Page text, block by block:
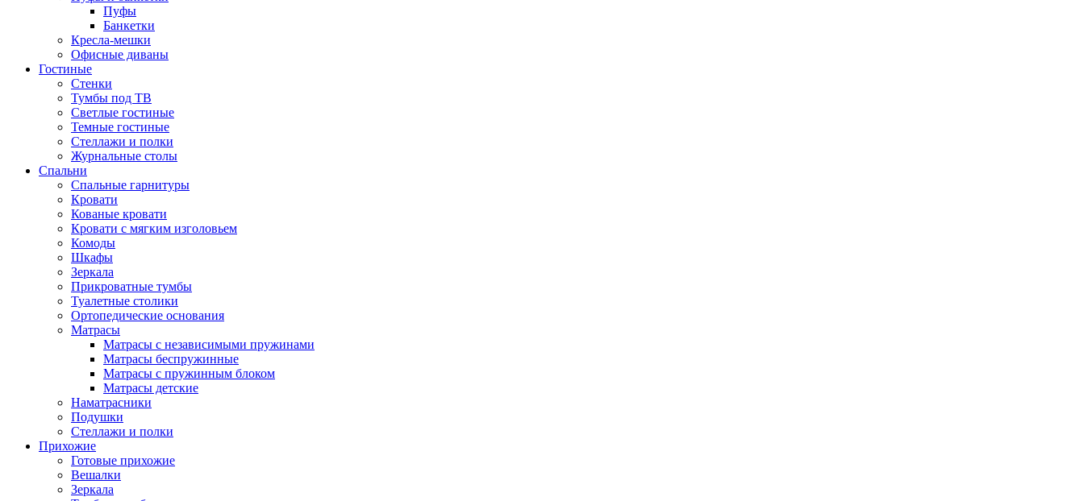
Пуфы
Банкетки
Кресла-мешки
Офисные диваны
Гостиные
Стенки
Тумбы под ТВ
Светлые гостиные
Темные гостиные
Стеллажи и полки
Журнальные столы
Спальни
Спальные гарнитуры
Кровати
Кованые кровати
Кровати с мягким изголовьем
Комоды
Шкафы
Зеркала
Прикроватные тумбы
Туалетные столики
Ортопедические основания
Матрасы
Матрасы с независимыми пружинами
Матрасы беспружинные
Матрасы с пружинным блоком
Матрасы детские
Наматрасники
Подушки
Стеллажи и полки
Прихожие
Готовые прихожие
Вешалки
Зеркала